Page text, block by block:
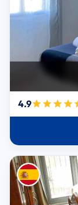
4.9